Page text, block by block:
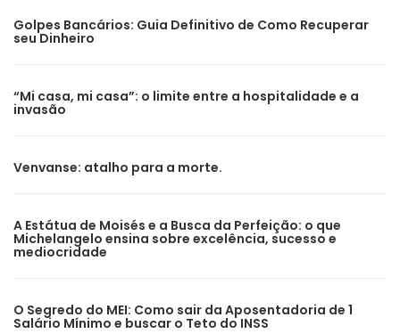
Golpes Bancários: Guia Definitivo de Como Recuperar
seu Dinheiro
“Mi casa, mi casa”: o limite entre a hospitalidade e a
invasão
Venvanse: atalho para a morte.
A Estátua de Moisés e a Busca da Perfeição: o que
Michelangelo ensina sobre excelência, sucesso e
mediocridade
O Segredo do MEI: Como sair da Aposentadoria de 1
Salário Mínimo e buscar o Teto do INSS